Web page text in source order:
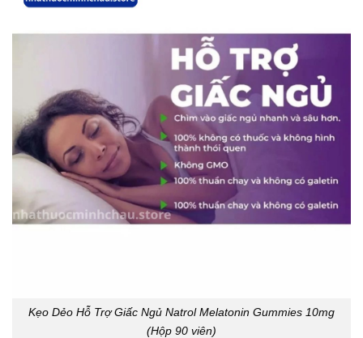
Kẹo Dẻo Hỗ Trợ Giấc Ngủ Natrol Melatonin Gummies 10mg
(Hộp 90 viên)